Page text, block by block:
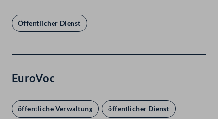
Öffentlicher Dienst
EuroVoc
öffentliche Verwaltung öffentlicher Dienst